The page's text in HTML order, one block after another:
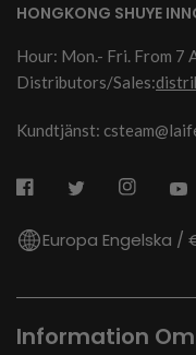
HONGKONG SHUYE
Hour: Mon.- Fri. From 7
Distributors/Sales:
Kundtjänst:
Europa Engelska /
Information Om